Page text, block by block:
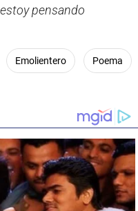
pensando
Emolientero Poema